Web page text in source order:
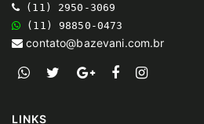
(11) 2950-3069
(11) 98850-0473
contato@bazevani.com.br
LINKS